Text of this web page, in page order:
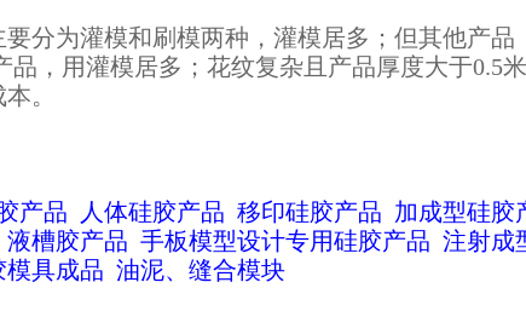
分为灌模和刷模两种，灌模居多；但其他产品
品，用灌模居多；花纹复杂且产品厚度大于0.5
。
产品 人体硅胶产品 移印硅胶产品 加成型硅胶
液槽胶产品 手板模型设计专用硅胶产品 注射成
模具成品 油泥、缝合模块